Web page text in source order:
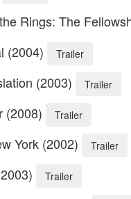
Rings: The
(2004)
Trailer
(2003) Trailer
(2008) Trailer
York (2002) Trailer
Trailer